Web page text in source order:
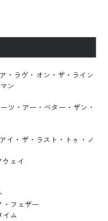
・ラヴ・オン・ザ・ライン
ン
ツ・アー・ベター・ザン・
イ・ザ・ラスト・トゥ・ノ
ェイ
フェザー
イム